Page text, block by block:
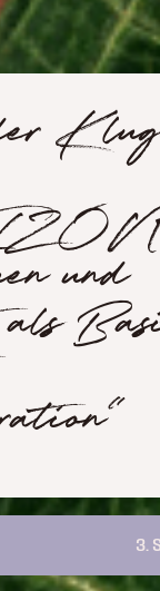
und
3.